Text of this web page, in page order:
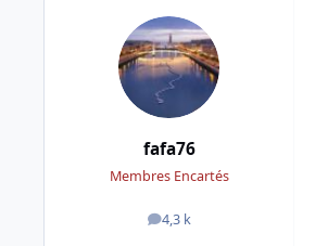
fafa76
Membres Encartés
4,3 k
messages